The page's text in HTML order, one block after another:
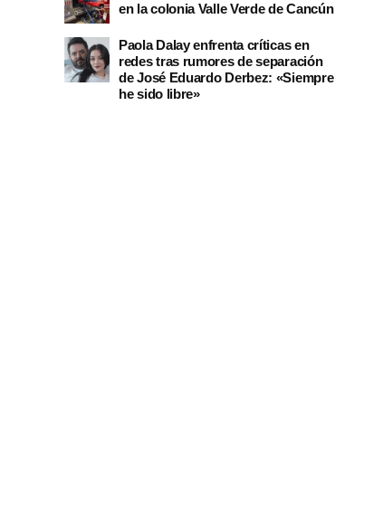
en la colonia Valle Verde de Cancún
Paola Dalay enfrenta críticas en
redes tras rumores de separación
de José Eduardo Derbez: «Siempre
he sido libre»